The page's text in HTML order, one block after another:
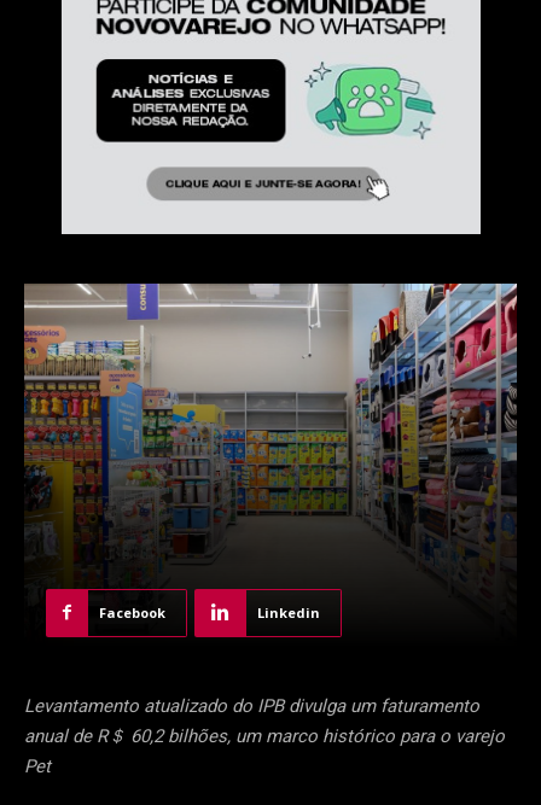
Facebook Linkedin
Levantamento atualizado do IPB divulga um faturamento
anual de R＄ 60,2 bilhões, um marco histórico para o varejo
Pet